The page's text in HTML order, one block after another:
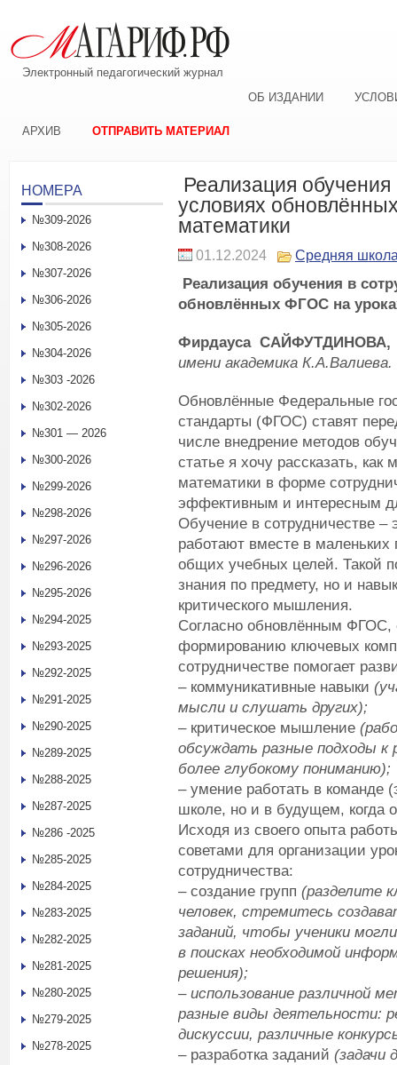
Электронный педагогический журнал
ОБ ИЗДАНИИ
АРХИВ ОТПРАВИТЬ МАТЕРИАЛ
Реализация
условиях
математики
01.12.2024 Средняя
Реализация обучения в
обновлённых ФГОС на
Фирдауса
имени академика К.А.Валиева.
Обновлённые Федеральные
стандарты (ФГОС) ставят
числе внедрение методов
статье я хочу рассказать, как
математики в форме
эффективным и интересным
Обучение в сотрудничестве –
работают вместе в маленьких
общих учебных целей. Такой
знания по предмету, но и
критического мышления.
Согласно обновлённым ФГОС,
формированию ключевых
сотрудничестве помогает
– коммуникативные навыки
мысли и слушать других);
– критическое мышление
обсуждать разные подходы
более глубокому пониманию);
– умение работать в команде
школе, но и в будущем, когда
Исходя из своего опыта
советами для организации
сотрудничества:
– создание групп (разделите
человек, стремитесь
заданий, чтобы ученики
в поисках необходимой
решения);
– использование различной
разные виды деятельности:
дискуссии, различные
– разработка заданий (задачи
НОМЕРА
№309-2026
№308-2026
№307-2026
№306-2026
№305-2026
№304-2026
№303 -2026
№302-2026
№301 — 2026
№300-2026
№299-2026
№298-2026
№297-2026
№296-2026
№295-2026
№294-2025
№293-2025
№292-2025
№291-2025
№290-2025
№289-2025
№288-2025
№287-2025
№286 -2025
№285-2025
№284-2025
№283-2025
№282-2025
№281-2025
№280-2025
№279-2025
№278-2025